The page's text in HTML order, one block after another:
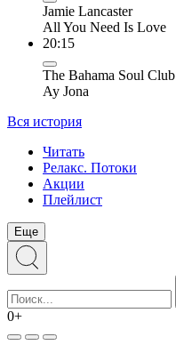
Jamie Lancaster
All You Need Is Love
20:15
The Bahama Soul Club
Ay Jona
Вся история
Читать
Релакс. Потоки
Акции
Плейлист
Еще
0+